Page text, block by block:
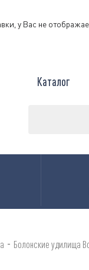
у Вас не
Каталог
- Болонские удилища